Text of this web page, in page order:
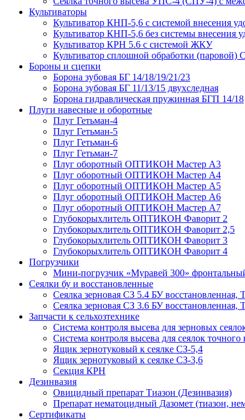
Культиваторы
Культиватор КНП-5,6 с системой внесения
Культиватор КНП-5,6 без системы внесения
Культиватор КРН 5.6 с системой ЖКУ
Культиватор сплошной обработки (паровой)
Бороны и сцепки
Борона зубовая БГ 14/18/19/21/23
Борона зубовая БГ 11/13/15 двухследная
Борона гидравлическая пружинная БГП 14/18
Плуги навесные и оборотные
Плуг Гетьман-4
Плуг Гетьман-5
Плуг Гетьман-6
Плуг Гетьман-7
Плуг оборотный ОПТИКОН Мастер А3
Плуг оборотный ОПТИКОН Мастер А4
Плуг оборотный ОПТИКОН Мастер А5
Плуг оборотный ОПТИКОН Мастер А6
Плуг оборотный ОПТИКОН Мастер А7
Глубокорыхлитель ОПТИКОН Фаворит 2
Глубокорыхлитель ОПТИКОН Фаворит 2,5
Глубокорыхлитель ОПТИКОН Фаворит 3
Глубокорыхлитель ОПТИКОН Фаворит 4
Погрузчики
Мини-погрузчик «Муравей 300»
Сеялки бу и восстановленные
Сеялка зерновая СЗ 5.4 БУ восстановленная,
Сеялка зерновая СЗ 3.6 БУ восстановленная,
Запчасти к сельхозтехнике
Система контроля высева для зерновых
Система контроля высева для сеялок точного
Ящик зернотуковый к сеялке СЗ-5,4
Ящик зернотуковый к сеялке СЗ-3,6
Секция КРН
Дезинвазия
Овицидный препарат Тиазон (Дезинвазия)
Препарат нематоцидный Дазомет (тиазон,
Сертификаты